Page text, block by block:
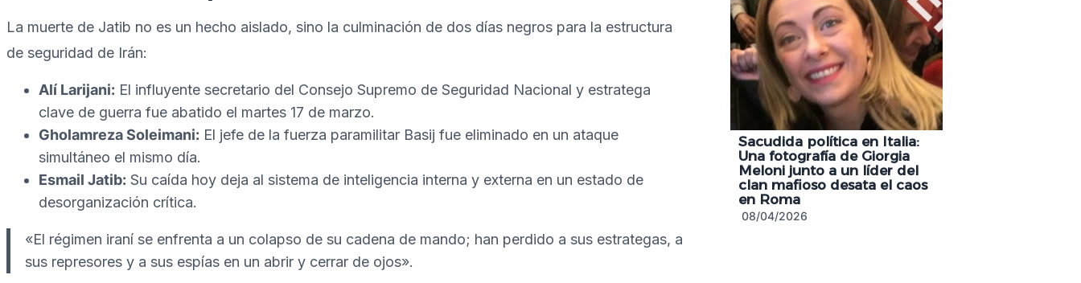
La muerte de Jatib no es un hecho aislado, sino la culminación de dos días negros para la estructura
de seguridad de Irán:
Alí Larijani: El influyente secretario del Consejo Supremo de Seguridad Nacional y estratega
clave de guerra fue abatido el martes 17 de marzo.
Gholamreza Soleimani: El jefe de la fuerza paramilitar Basij fue eliminado en un ataque
simultáneo el mismo día.
Esmail Jatib: Su caída hoy deja al sistema de inteligencia interna y externa en un estado de
desorganización crítica.
«El régimen iraní se enfrenta a un colapso de su cadena de mando; han perdido a sus estrategas, a
sus represores y a sus espías en un abrir y cerrar de ojos».
Sacudida política en Italia:
Una fotografía de Giorgia
Meloni junto a un líder del
clan mafioso desata el caos
en Roma
08/04/2026